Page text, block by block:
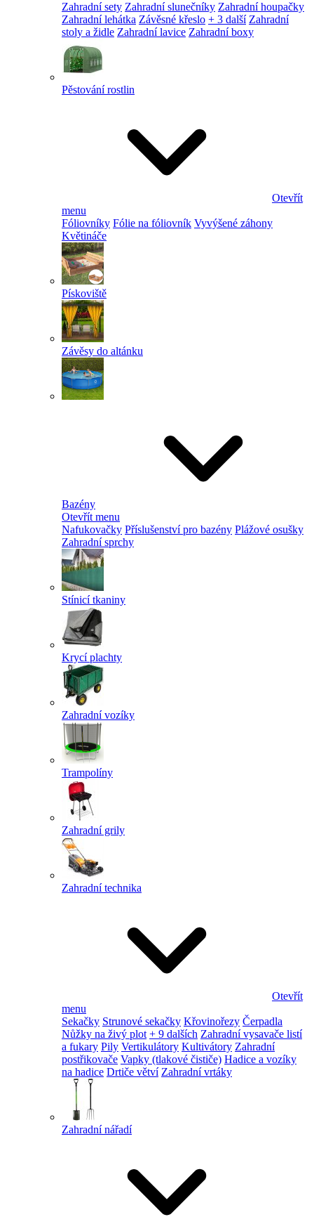
Zahradní sety Zahradní slunečníky Zahradní houpačky
Zahradní lehátka Závěsné křeslo + 3 další Zahradní
stoly a židle Zahradní lavice Zahradní boxy
Pěstování rostlin
Otevřít
menu
Fóliovníky Fólie na fóliovník Vyvýšené záhony
Květináče
Pískoviště
Závěsy do altánku
Bazény
Otevřít menu
Nafukovačky Příslušenství pro bazény Plážové osušky
Zahradní sprchy
Stínicí tkaniny
Krycí plachty
Zahradní vozíky
Trampolíny
Zahradní grily
Zahradní technika
Otevřít
menu
Sekačky Strunové sekačky Křovinořezy Čerpadla
Nůžky na živý plot + 9 dalších Zahradní vysavače listí
a fukary Pily Vertikulátory Kultivátory Zahradní
postřikovače Vapky (tlakové čističe) Hadice a vozíky
na hadice Drtiče větví Zahradní vrtáky
Zahradní nářadí